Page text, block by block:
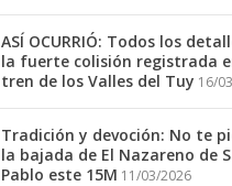
ASÍ OCURRIÓ: Todos los
la fuerte colisión registrada
tren de los Valles del Tuy 16/
Tradición y devoción: No te
la bajada de El Nazareno de
Pablo este 15M 11/03/2026